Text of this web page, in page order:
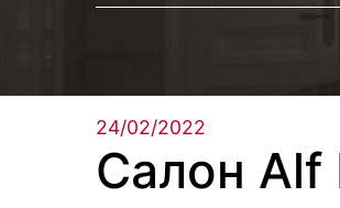
24/02/2022
Салон Alf